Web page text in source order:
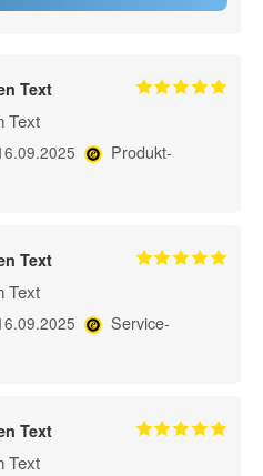
Text
Text
Produkt-
Text
Text
Service-
Text
Text